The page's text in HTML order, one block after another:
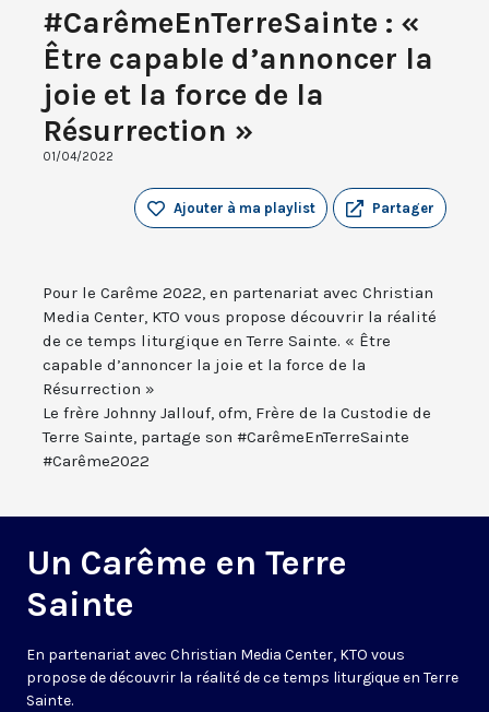
#CarêmeEnTerreSainte : «
Être capable d’annoncer la
joie et la force de la
Résurrection »
01/04/2022
Partager
Ajouter à ma playlist
Pour le Carême 2022, en partenariat avec Christian
Media Center, KTO vous propose découvrir la réalité
de ce temps liturgique en Terre Sainte. « Être
capable d’annoncer la joie et la force de la
Résurrection »
Le frère Johnny Jallouf, ofm, Frère de la Custodie de
Terre Sainte, partage son #CarêmeEnTerreSainte
#Carême2022
Un Carême en Terre
Sainte
En partenariat avec Christian Media Center, KTO vous
propose de découvrir la réalité de ce temps liturgique en Terre
Sainte.